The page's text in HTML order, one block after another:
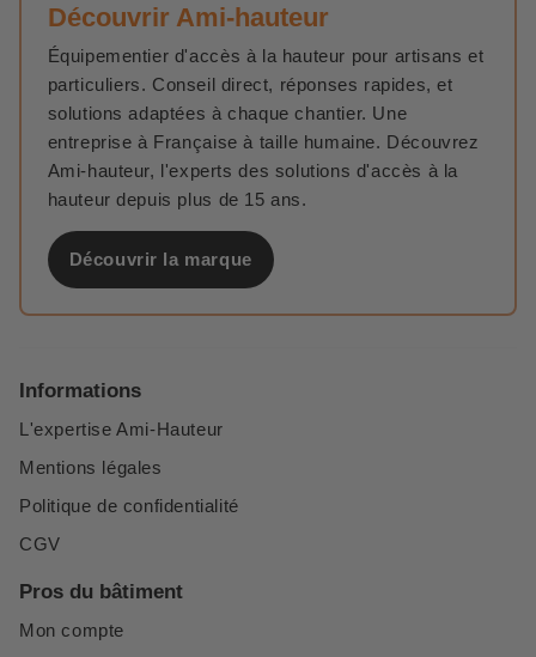
Découvrir Ami-hauteur
Équipementier d'accès à la hauteur pour artisans et
particuliers. Conseil direct, réponses rapides, et
solutions adaptées à chaque chantier. Une
entreprise à Française à taille humaine. Découvrez
Ami-hauteur, l'experts des solutions d'accès à la
hauteur depuis plus de 15 ans.
Découvrir la marque
Informations
L'expertise Ami-Hauteur
Mentions légales
Politique de confidentialité
CGV
Pros du bâtiment
Mon compte